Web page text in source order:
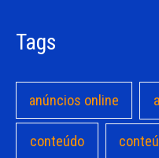
Tags
anúncios online
conteúdo